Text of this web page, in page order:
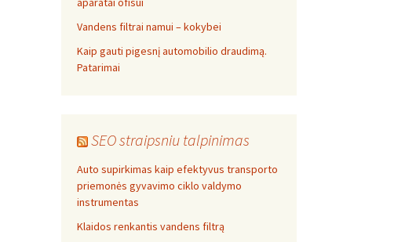
Vandens filtrai namui – kokybei
Kaip gauti pigesnį automobilio draudimą.
Patarimai
SEO straipsniu talpinimas
Auto supirkimas kaip efektyvus transporto
priemonės gyvavimo ciklo valdymo
instrumentas
Klaidos renkantis vandens filtrą